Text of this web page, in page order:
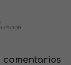
comentarios